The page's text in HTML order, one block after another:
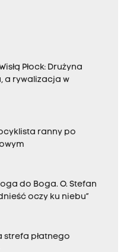
Płock: Drużyna
a rywalizacja w
ranny po
do Boga. O. Stefan
oczy ku niebu”
strefa płatnego